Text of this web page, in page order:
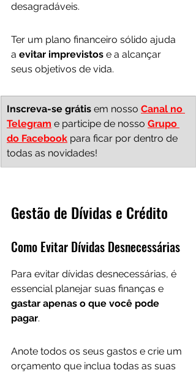
desagradáveis.
Ter um plano financeiro sólido ajuda
a evitar imprevistos e a alcançar
seus objetivos de vida.
Inscreva-se grátis em nosso Canal no
Telegram e participe de nosso Grupo
do Facebook para ficar por dentro de
todas as novidades!
Gestão de Dívidas e Crédito
Como Evitar Dívidas Desnecessárias
Para evitar dívidas desnecessárias, é
essencial planejar suas finanças e
gastar apenas o que você pode
pagar.
Anote todos os seus gastos e crie um
orçamento que inclua todas as suas